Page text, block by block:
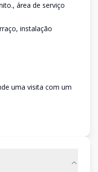
área de serviço
instalação
uma visita com um